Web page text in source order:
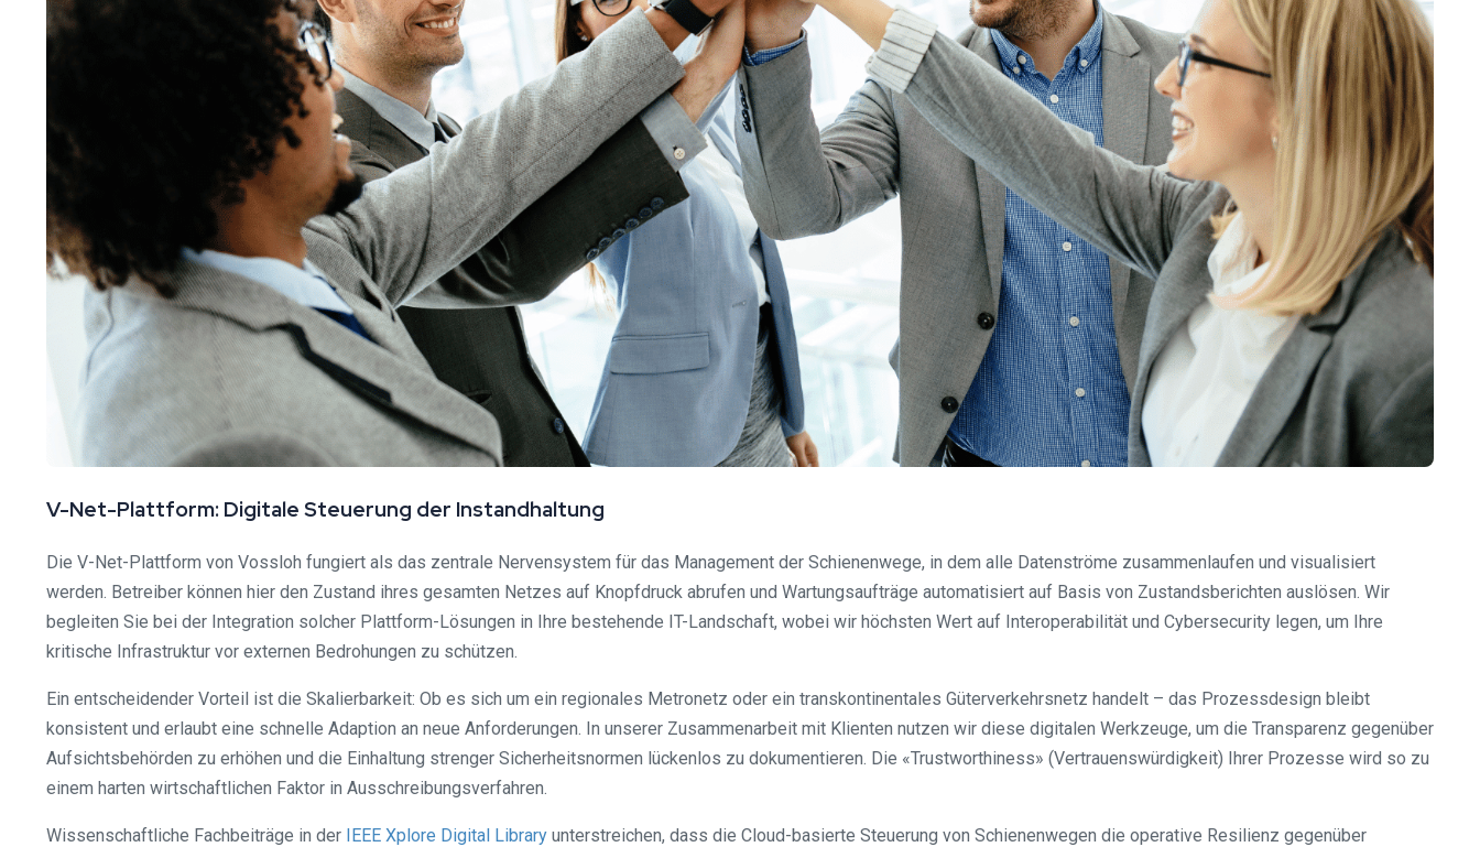
V-Net-Plattform: Digitale Steuerung der Instandhaltung
Die V-Net-Plattform von Vossloh fungiert als das zentrale Nervensystem für das Management der Schienenwege, in dem alle Datenströme zusammenlaufen und visualisiert
werden. Betreiber können hier den Zustand ihres gesamten Netzes auf Knopfdruck abrufen und Wartungsaufträge automatisiert auf Basis von Zustandsberichten auslösen. Wir
begleiten Sie bei der Integration solcher Plattform-Lösungen in Ihre bestehende IT-Landschaft, wobei wir höchsten Wert auf Interoperabilität und Cybersecurity legen, um Ihre
kritische Infrastruktur vor externen Bedrohungen zu schützen.
Ein entscheidender Vorteil ist die Skalierbarkeit: Ob es sich um ein regionales Metronetz oder ein transkontinentales Güterverkehrsnetz handelt – das Prozessdesign bleibt
konsistent und erlaubt eine schnelle Adaption an neue Anforderungen. In unserer Zusammenarbeit mit Klienten nutzen wir diese digitalen Werkzeuge, um die Transparenz gegenüber
Aufsichtsbehörden zu erhöhen und die Einhaltung strenger Sicherheitsnormen lückenlos zu dokumentieren. Die «Trustworthiness» (Vertrauenswürdigkeit) Ihrer Prozesse wird so zu
einem harten wirtschaftlichen Faktor in Ausschreibungsverfahren.
Wissenschaftliche Fachbeiträge in der IEEE Xplore Digital Library unterstreichen, dass die Cloud-basierte Steuerung von Schienenwegen die operative Resilienz gegenüber